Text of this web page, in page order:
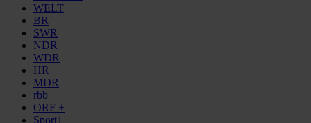
WELT
BR
SWR
NDR
WDR
HR
MDR
rbb
ORF +
Sport1